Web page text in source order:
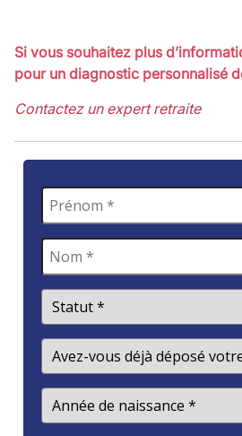
Si vous souhaitez plus
pour un diagnostic personnalisé
Contactez un expert retraite